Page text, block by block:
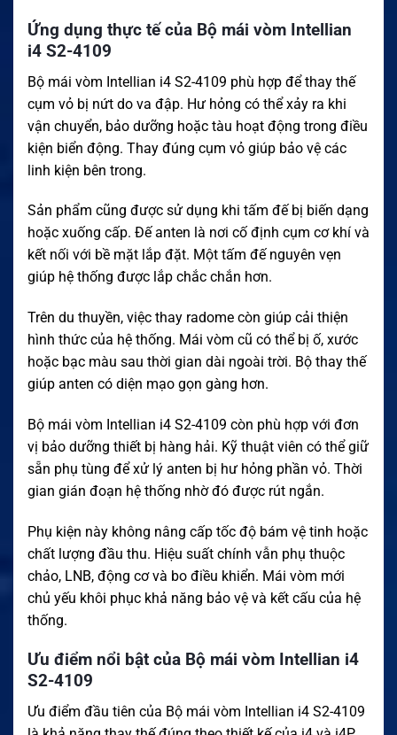
Ứng dụng thực tế của Bộ mái vòm Intellian
i4 S2-4109
Bộ mái vòm Intellian i4 S2-4109 phù hợp để thay thế
cụm vỏ bị nứt do va đập. Hư hỏng có thể xảy ra khi
vận chuyển, bảo dưỡng hoặc tàu hoạt động trong điều
kiện biển động. Thay đúng cụm vỏ giúp bảo vệ các
linh kiện bên trong.
Sản phẩm cũng được sử dụng khi tấm đế bị biến dạng
hoặc xuống cấp. Đế anten là nơi cố định cụm cơ khí và
kết nối với bề mặt lắp đặt. Một tấm đế nguyên vẹn
giúp hệ thống được lắp chắc chắn hơn.
Trên du thuyền, việc thay radome còn giúp cải thiện
hình thức của hệ thống. Mái vòm cũ có thể bị ố, xước
hoặc bạc màu sau thời gian dài ngoài trời. Bộ thay thế
giúp anten có diện mạo gọn gàng hơn.
Bộ mái vòm Intellian i4 S2-4109 còn phù hợp với đơn
vị bảo dưỡng thiết bị hàng hải. Kỹ thuật viên có thể giữ
sẵn phụ tùng để xử lý anten bị hư hỏng phần vỏ. Thời
gian gián đoạn hệ thống nhờ đó được rút ngắn.
Phụ kiện này không nâng cấp tốc độ bám vệ tinh hoặc
chất lượng đầu thu. Hiệu suất chính vẫn phụ thuộc
chảo, LNB, động cơ và bo điều khiển. Mái vòm mới
chủ yếu khôi phục khả năng bảo vệ và kết cấu của hệ
thống.
Ưu điểm nổi bật của Bộ mái vòm Intellian i4
S2-4109
Ưu điểm đầu tiên của Bộ mái vòm Intellian i4 S2-4109